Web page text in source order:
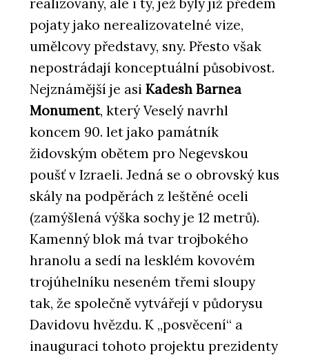
pojaty jako nerealizovatelné vize,
umělcovy představy, sny. Přesto však
nepostrádají konceptuální působivost.
Nejznámější je asi Kadesh Barnea
Monument, který Veselý navrhl
koncem 90. let jako památník
židovským obětem pro Negevskou
poušť v Izraeli. Jedná se o obrovský kus
skály na podpěrách z leštěné oceli
(zamýšlená výška sochy je 12 metrů).
Kamenný blok má tvar trojbokého
hranolu a sedí na lesklém kovovém
trojúhelníku neseném třemi sloupy
tak, že společně vytvářejí v půdorysu
Davidovu hvězdu. K „posvěcení“ a
inauguraci tohoto projektu prezidenty